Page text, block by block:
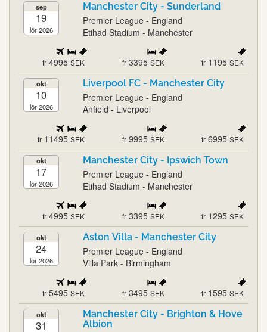
sep
19
lör 2026
Manchester City - Sunderland
Premier League - England
Etihad Stadium - Manchester
fr 4995 SEK fr 3395 SEK fr 1195 SEK
okt
10
lör 2026
Liverpool FC - Manchester City
Premier League - England
Anfield - Liverpool
fr 11495 SEK fr 9995 SEK fr 6995 SEK
okt
17
lör 2026
Manchester City - Ipswich Town
Premier League - England
Etihad Stadium - Manchester
fr 4995 SEK fr 3395 SEK fr 1295 SEK
okt
24
lör 2026
Aston Villa - Manchester City
Premier League - England
Villa Park - Birmingham
fr 5495 SEK fr 3495 SEK fr 1595 SEK
okt
31
Manchester City - Brighton & Hove
Albion